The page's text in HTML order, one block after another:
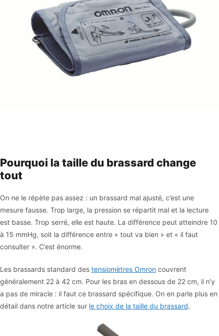
Pourquoi la taille du brassard change
tout
On ne le répète pas assez : un brassard mal ajusté, c’est une
mesure fausse. Trop large, la pression se répartit mal et la lecture
est basse. Trop serré, elle est haute. La différence peut atteindre 10
à 15 mmHg, soit la différence entre « tout va bien » et « il faut
consulter ». C’est énorme.
Les brassards standard des tensiomètres Omron couvrent
généralement 22 à 42 cm. Pour les bras en dessous de 22 cm, il n’y
a pas de miracle : il faut ce brassard spécifique. On en parle plus en
détail dans notre article sur le choix de la taille du brassard.